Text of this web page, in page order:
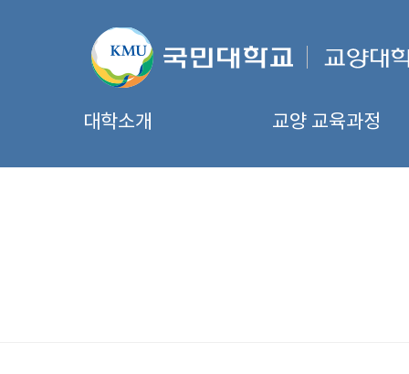
대학소개 교양 교육과정